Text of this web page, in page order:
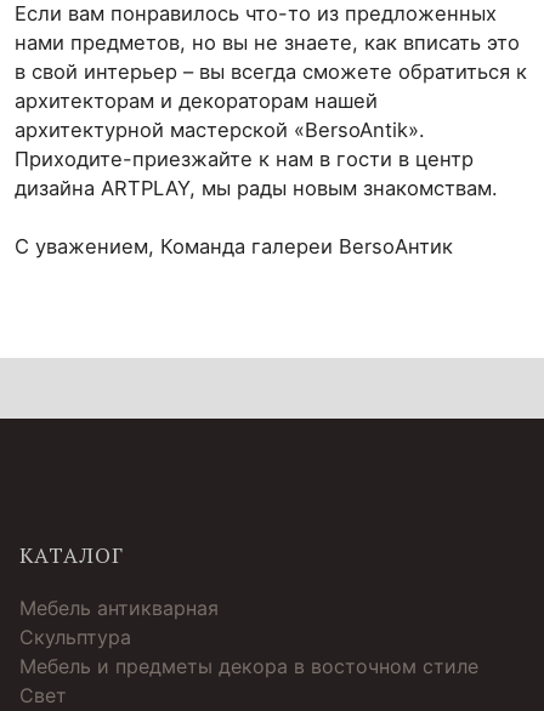
Если вам понравилось что-то из предложенных
нами предметов, но вы не знаете, как вписать это
в свой интерьер – вы всегда сможете обратиться к
архитекторам и декораторам нашей
архитектурной мастерской «BersoAntik».
Приходите-приезжайте к нам в гости в центр
дизайна ARTPLAY, мы рады новым знакомствам.
C уважением, Команда галереи BersoАнтик
КАТАЛОГ
Мебель антикварная
Скульптура
Мебель и предметы декора в восточном стиле
Свет